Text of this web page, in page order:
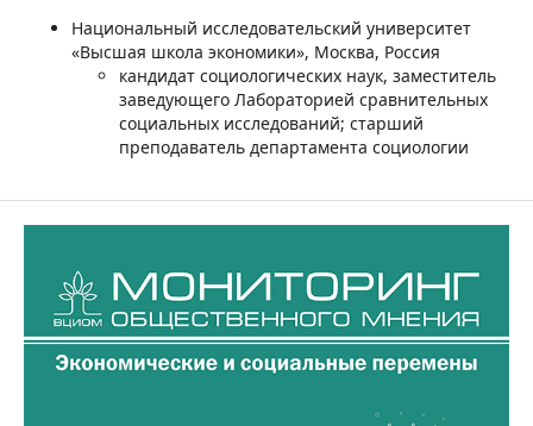
Национальный исследовательский университет
«Высшая школа экономики», Москва, Россия
кандидат социологических наук, заместитель
заведующего Лабораторией сравнительных
социальных исследований; старший
преподаватель департамента социологии